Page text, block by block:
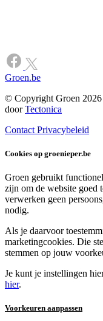
Groen.be
© Copyright Groen 2026
doorTectonica
Contact Privacybeleid
Cookies op groenieper.be
Groen gebruikt
zijn om de website goed
verwerken geen
nodig.
Als je daarvoor
marketingcookies. Die
stemmen op jouw
Je kunt je instellingen
hier.
Voorkeuren aanpassen